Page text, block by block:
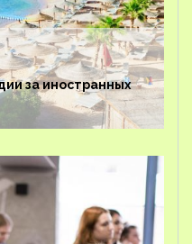
за иностранных